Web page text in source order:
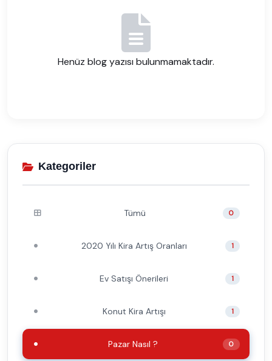
Kategoriler
Tümü 0
2020 Yılı Kira Artış Oranları 1
Ev Satışı Önerileri 1
Konut Kira Artışı 1
Pazar Nasıl ? 0
Henüz blog yazısı bulunmamaktadır.